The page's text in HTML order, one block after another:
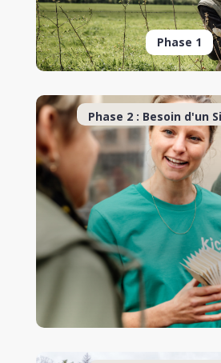
Phase 1
Phase 2 : Besoin d'un